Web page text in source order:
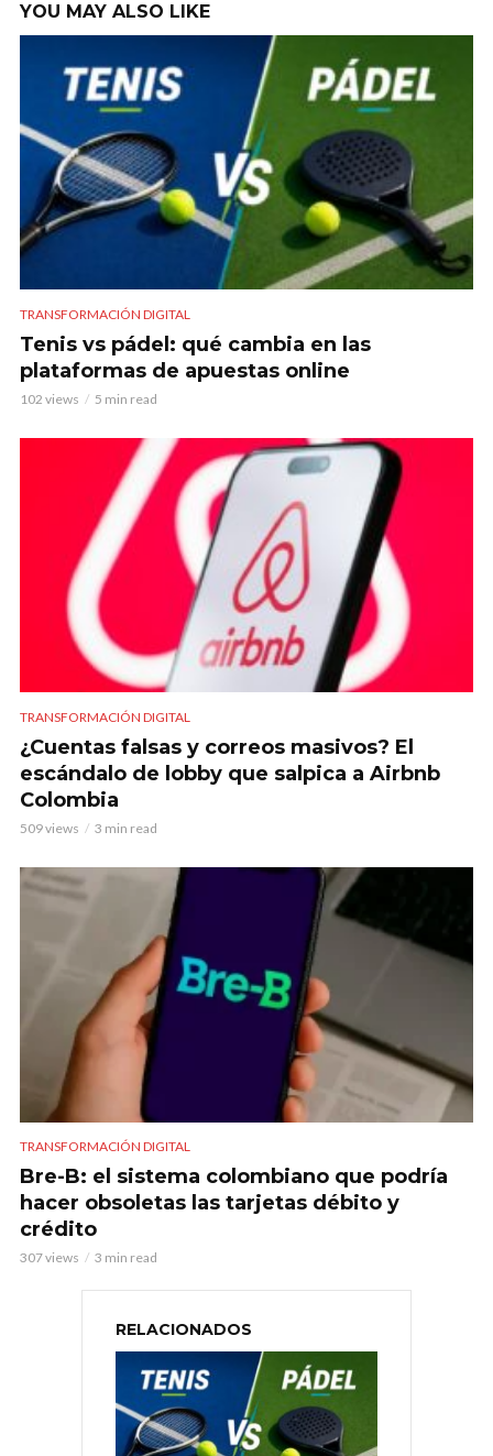
YOU MAY ALSO LIKE
TRANSFORMACIÓN DIGITAL
Tenis vs pádel: qué cambia en las
plataformas de apuestas online
102 views 5 min read
TRANSFORMACIÓN DIGITAL
¿Cuentas falsas y correos masivos? El
escándalo de lobby que salpica a Airbnb
Colombia
509 views 3 min read
TRANSFORMACIÓN DIGITAL
Bre-B: el sistema colombiano que podría
hacer obsoletas las tarjetas débito y
crédito
307 views 3 min read
RELACIONADOS